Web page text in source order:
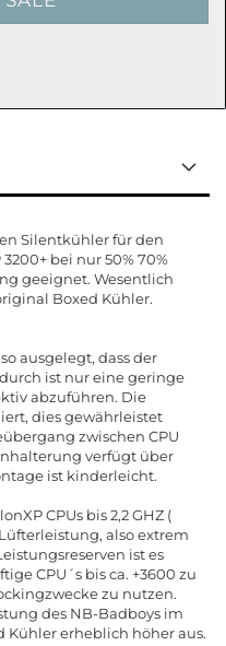
Silentkühler für den
bei nur 50% 70%
geeignet. Wesentlich
Boxed Kühler.
ausgelegt, dass der
ist nur eine geringe
abzuführen. Die
dies gewährleistet
zwischen CPU
verfügt über
ist kinderleicht.
CPUs bis 2,2 GHZ (
also extrem
ist es
CPU´s bis ca. +3600 zu
zu nutzen.
des NB-Badboys im
Kühler erheblich höher aus.